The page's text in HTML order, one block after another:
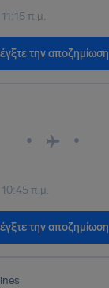
11:15 π.μ.
την αποζημίωση
• •
10:45 π.μ.
την αποζημίωση